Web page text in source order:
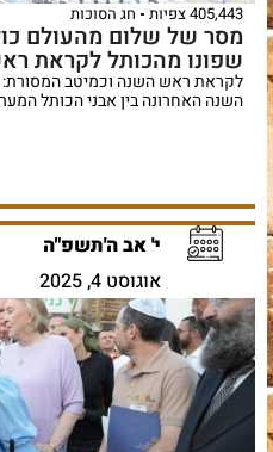
405,443 צפיות חג הסוכות
מסר של שלום מהעולם
שפונו מהכותל לקראת
לקראת ראש השנה וכמיטב
השנה האחרונה בין אבני הכותל
י' אב ה'תשפ"ה
אוגוסט 4, 2025